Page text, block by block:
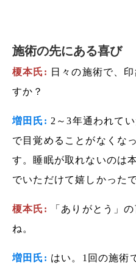
施術の先にある喜び
榎本氏: 日々の施術で、
すか？
増田氏: 2～3年通われて
で目覚めることがなくな
す。睡眠が取れないのは
でいただけて嬉しかったで
榎本氏:
「ありがとう」
ね。
増田氏: はい。1回の施術